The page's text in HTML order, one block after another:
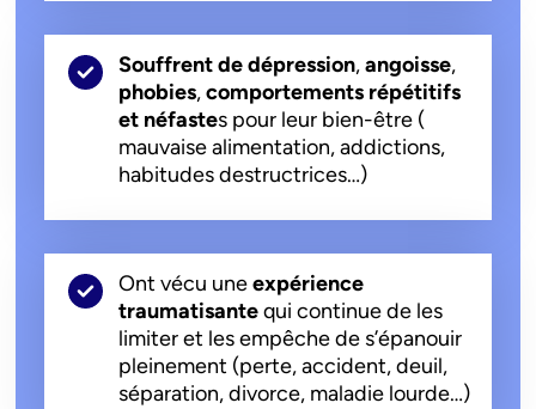
Souffrent de dépression,angoisse,
phobies,comportements répétitifs
et néfastes pour leur bien-être (
mauvaise alimentation, addictions,
habitudes destructrices…)
Ont vécu uneexpérience
traumatisantequi continue de les
limiter et les empêche de s’épanouir
pleinement (perte, accident, deuil,
séparation, divorce, maladie lourde…)